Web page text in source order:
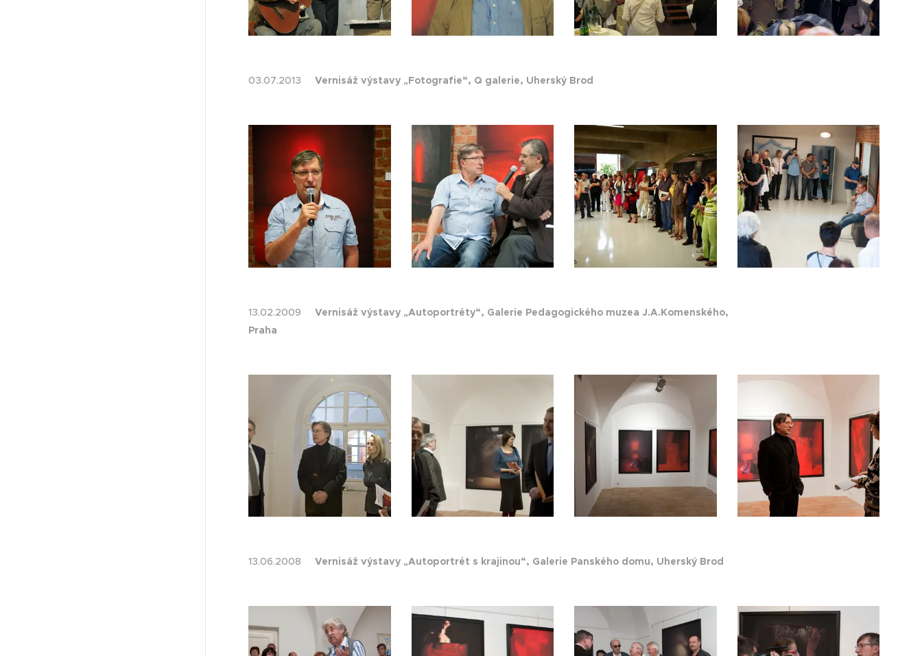
03.07.2013 Vernisáž výstavy „Fotografie“, Q galerie, Uherský Brod
13.02.2009 Vernisáž výstavy „Autoportréty“, Galerie Pedagogického muzea J.A.Komenského,
Praha
13.06.2008 Vernisáž výstavy „Autoportrét s krajinou“, Galerie Panského domu, Uherský Brod